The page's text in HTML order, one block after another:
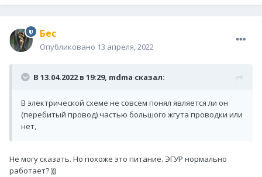
Бес
Опубликовано 13 апреля, 2022
В 13.04.2022 в 19:29, mdma сказал:
В электрической схеме не совсем понял является ли он
(перебитый провод) частью большого жгута проводки или
нет,
Не могу сказать. Но похоже это питание. ЭГУР нормально
работает? )))